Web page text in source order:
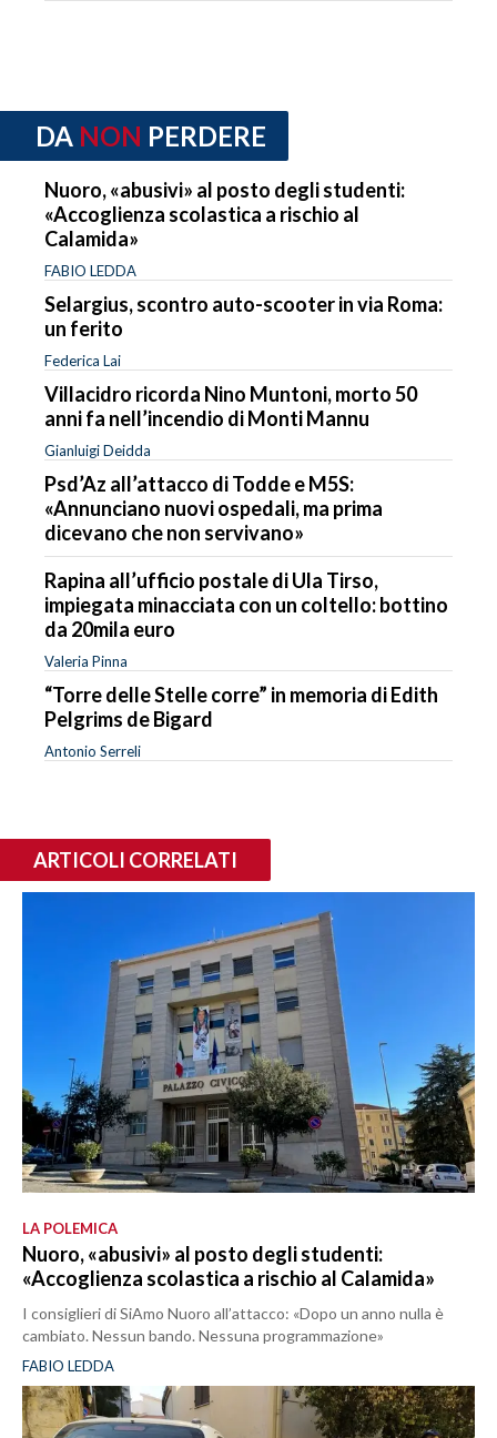
DA NON PERDERE
Nuoro, «abusivi» al posto degli studenti:
«Accoglienza scolastica a rischio al
Calamida»
FABIO LEDDA
Selargius, scontro auto-scooter in via Roma:
un ferito
Federica Lai
Villacidro ricorda Nino Muntoni, morto 50
anni fa nell’incendio di Monti Mannu
Gianluigi Deidda
Psd’Az all’attacco di Todde e M5S:
«Annunciano nuovi ospedali, ma prima
dicevano che non servivano»
Rapina all’ufficio postale di Ula Tirso,
impiegata minacciata con un coltello: bottino
da 20mila euro
Valeria Pinna
“Torre delle Stelle corre” in memoria di Edith
Pelgrims de Bigard
Antonio Serreli
ARTICOLI CORRELATI
LA POLEMICA
Nuoro, «abusivi» al posto degli studenti:
«Accoglienza scolastica a rischio al Calamida»
I consiglieri di SiAmo Nuoro all’attacco: «Dopo un anno nulla è
cambiato. Nessun bando. Nessuna programmazione»
FABIO LEDDA